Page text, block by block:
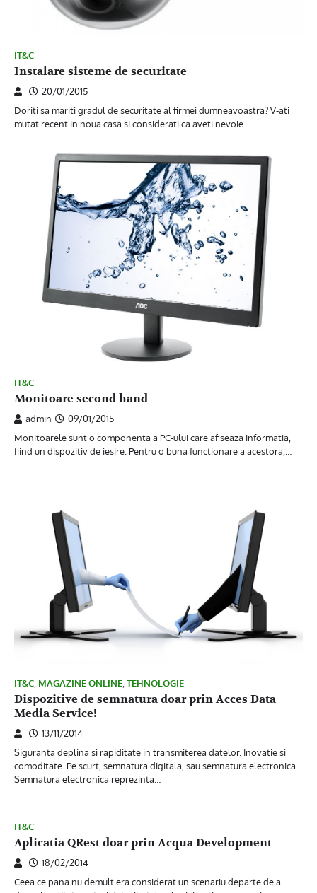
IT&C
Instalare sisteme de securitate
20/01/2015
Doriti sa mariti gradul de securitate al firmei dumneavoastra? V-ati
mutat recent in noua casa si considerati ca aveti nevoie…
IT&C
Monitoare second hand
admin
09/01/2015
Monitoarele sunt o componenta a PC-ului care afiseaza informatia,
fiind un dispozitiv de iesire. Pentru o buna functionare a acestora,…
IT&C MAGAZINE ONLINE TEHNOLOGIE
Dispozitive de semnatura doar prin Acces Data
Media Service!
13/11/2014
Siguranta deplina si rapiditate in transmiterea datelor. Inovatie si
comoditate. Pe scurt, semnatura digitala, sau semnatura electronica.
Semnatura electronica reprezinta…
IT&C
Aplicatia QRest doar prin Acqua Development
18/02/2014
Ceea ce pana nu demult era considerat un scenariu departe de a